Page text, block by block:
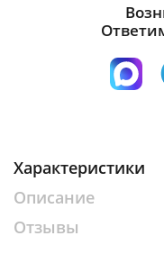
Характеристики
Описание
Отзывы